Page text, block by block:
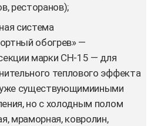
ресторанов);
система
обогрев» —
марки СН-15 — для
теплового эффекта
существующимииными
но с холодным полом
мраморная, ковролин,